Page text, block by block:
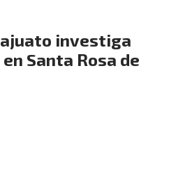
investiga
Santa Rosa de